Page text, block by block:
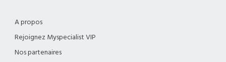
A propos
Rejoignez Myspecialist VIP
Nos partenaires